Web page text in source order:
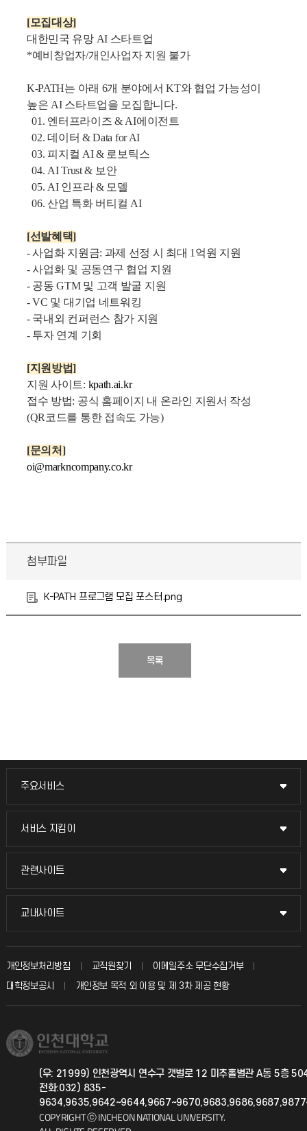
[모집대상]
대한민국 유망 AI 스타트업
*예비창업자/개인사업자 지원 불가
K-PATH는 아래 6개 분야에서 KT와 협업 가능성이
높은 AI 스타트업을 모집합니다.
01. 엔터프라이즈 & AI에이전트
02. 데이터 & Data for AI
03. 피지컬 AI & 로보틱스
04. AI Trust & 보안
05. AI 인프라 & 모델
06. 산업 특화 버티컬 AI
[선발혜택]
- 사업화 지원금: 과제 선정 시 최대 1억원 지원
- 사업화 및 공동연구 협업 지원
- 공동 GTM 및 고객 발굴 지원
- VC 및 대기업 네트워킹
- 국내외 컨퍼런스 참가 지원
- 투자 연계 기회
[지원방법]
지원 사이트: kpath.ai.kr
접수 방법: 공식 홈페이지 내 온라인 지원서 작성
(QR코드를 통한 접속도 가능)
[문의처]
oi@markncompany.co.kr
첨부파일
K-PATH 프로그램 모집 포스터.png
목록
주요서비스
주요서비스
교무회의방송
입학안내
취업정보(학생)
서비스 지킴이
서비스 지킴이
묻고 답하기
칭찬마당
학생서비스 지킴이
관련사이트
관련사이트
국방헬프콜
총동문회
교내사이트
교내사이트
교수회
교육혁신본부
국제지원과
공자아카데미
기초교육원
개인정보처리방침 교직원찾기
이메일주소 무단수집거부
대학정보공시
개인정보 목적 외 이용 및 제 3차 제공 현황
(우: 21999) 인천광역시 연수구 갯벌로 12 미추홀별관 A동 5층
전화:032) 835-
COPYRIGHT ⓒ INCHEON NATIONAL UNIVERSITY.